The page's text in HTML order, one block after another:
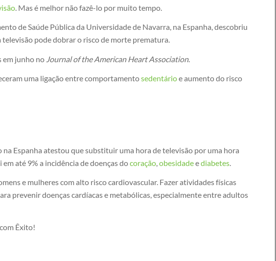
. Mas é melhor não fazê-lo por muito tempo.
de Saúde Pública da Universidade de Navarra, na Espanha, descobriu
televisão pode dobrar o risco de morte prematura.
em junho no Journal of the American Heart Association.
uma ligação entre comportamentosedentárioe aumento do risco
na Espanha atestou que substituir uma hora de televisão por uma hora
em até 9% a incidência de doenças docoração ,obesidadeediabetes
e mulheres com alto risco cardiovascular. Fazer atividades físicas
prevenir doenças cardíacas e metabólicas, especialmente entre adultos
Êxito!